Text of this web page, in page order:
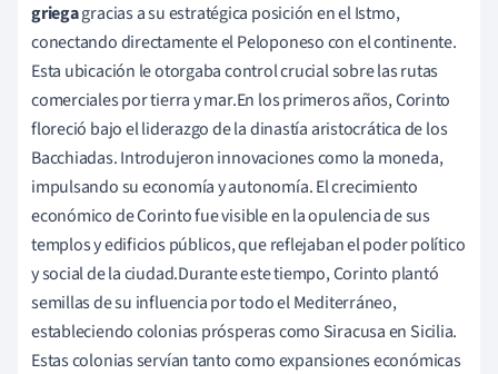
griegagracias a su estratégica posición en el Istmo,
conectando directamente el Peloponeso con el continente.
Esta ubicación le otorgaba control crucial sobre las rutas
comerciales por tierra y mar.En los primeros años, Corinto
floreció bajo el liderazgo de la dinastía aristocrática de los
Bacchiadas. Introdujeron innovaciones como la moneda,
impulsando su economía y autonomía. El crecimiento
económico de Corinto fue visible en la opulencia de sus
templos y edificios públicos, que reflejaban el poder político
y social de la ciudad.Durante este tiempo, Corinto plantó
semillas de su influencia por todo el Mediterráneo,
estableciendo colonias prósperas como Siracusa en Sicilia.
Estas colonias servían tanto como expansiones económicas